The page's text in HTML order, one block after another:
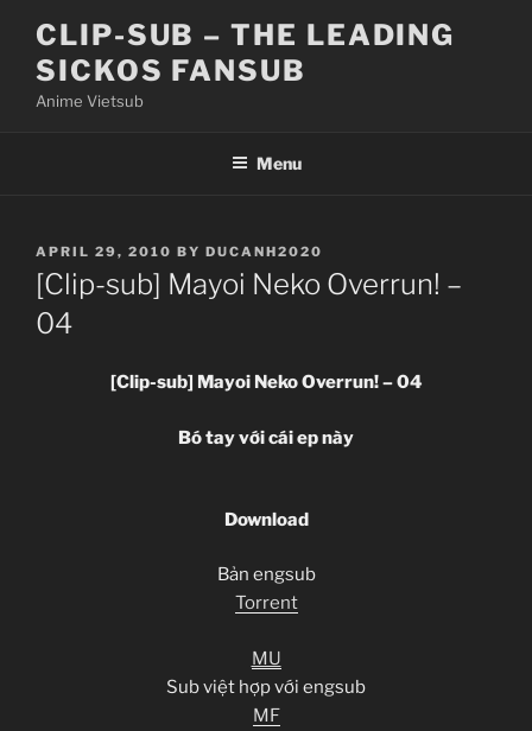
content
CLIP-SUB – THE LEADING
SICKOS FANSUB
Anime Vietsub
Menu
POSTED
ON
APRIL 29, 2010 BY DUCANH2020
[Clip-sub] Mayoi Neko Overrun! –
04
[Clip-sub] Mayoi Neko Overrun! – 04
Bó tay với cái ep này
Download
Bản engsub
Torrent
MU
Sub việt hợp với engsub
MF